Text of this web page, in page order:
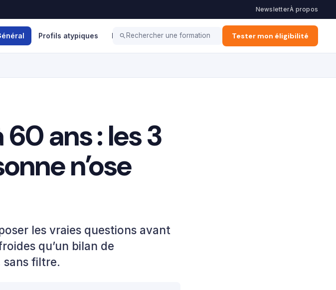
NewsletterÀ propos
Profils atypiques Haut potentiel Coaching
Rechercher une formation Tester mon éligibilité
ans : les 3
n’ose
les vraies questions avant
qu’un bilan de
sans filtre.